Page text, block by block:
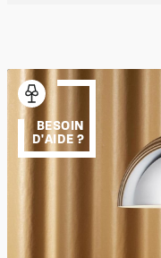
BESOIN
D'AIDE ?